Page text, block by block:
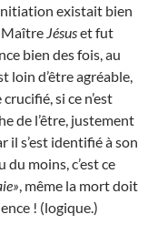
existait bien
Maître Jésuset fut
bien des fois, au
loin d’être agréable,
si ce n’est
de l’être, justement
il s’est identifié à son
moins, c’est ce
, même la mort doit
! (logique.)